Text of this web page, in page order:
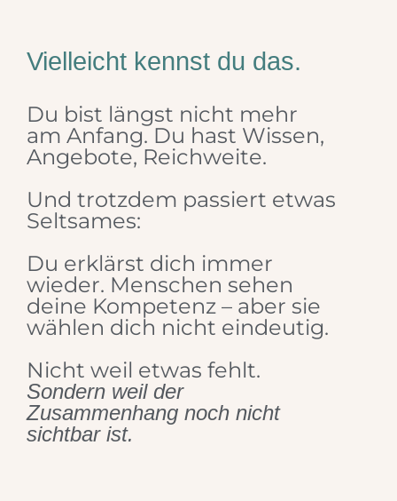
Vielleicht kennst du das.
Du bist längst nicht mehr
am Anfang. Du hast Wissen,
Angebote, Reichweite.
Und trotzdem passiert etwas
Seltsames:
Du erklärst dich immer
wieder. Menschen sehen
deine Kompetenz – aber sie
wählen dich nicht eindeutig.
Nicht weil etwas fehlt.
Sondern weil der
Zusammenhang noch nicht
sichtbar ist.